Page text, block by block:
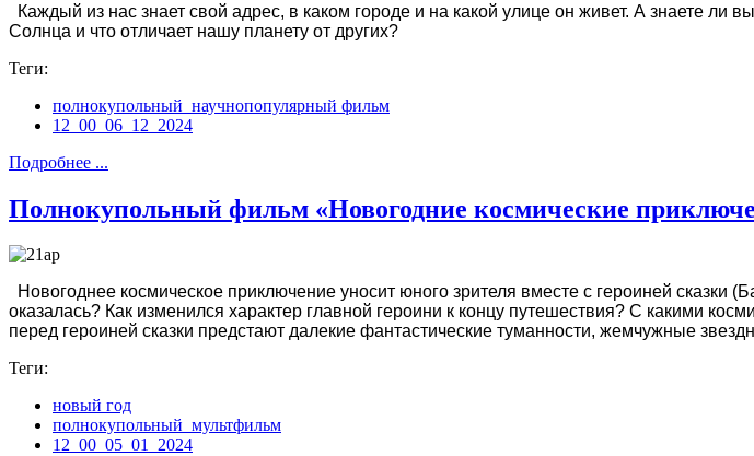
Каждый из нас знает свой адрес, в каком городе и на какой улице он живет. А знаете ли
Солнца и что отличает нашу планету от других?
Теги:
полнокупольный_научнопопулярный фильм
12_00_06_12_2024
Подробнее ...
Полнокупольный фильм «Новогодние космические
Новогоднее космическое приключение уносит юного зрителя вместе с героиней сказки
оказалась? Как изменился характер главной героини к концу путешествия? С какими
перед героиней сказки предстают далекие фантастические туманности, жемчужные
Теги:
новый год
полнокупольный_мультфильм
12_00_05_01_2024